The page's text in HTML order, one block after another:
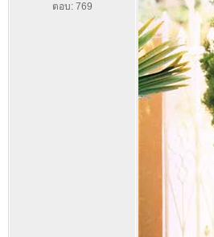
ตอบ: 769